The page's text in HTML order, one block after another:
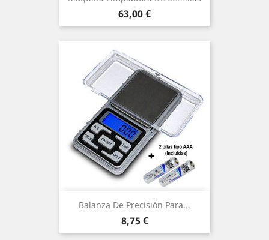
Precio
63,00 €
Balanza De Precisión Para...
Precio
8,75 €